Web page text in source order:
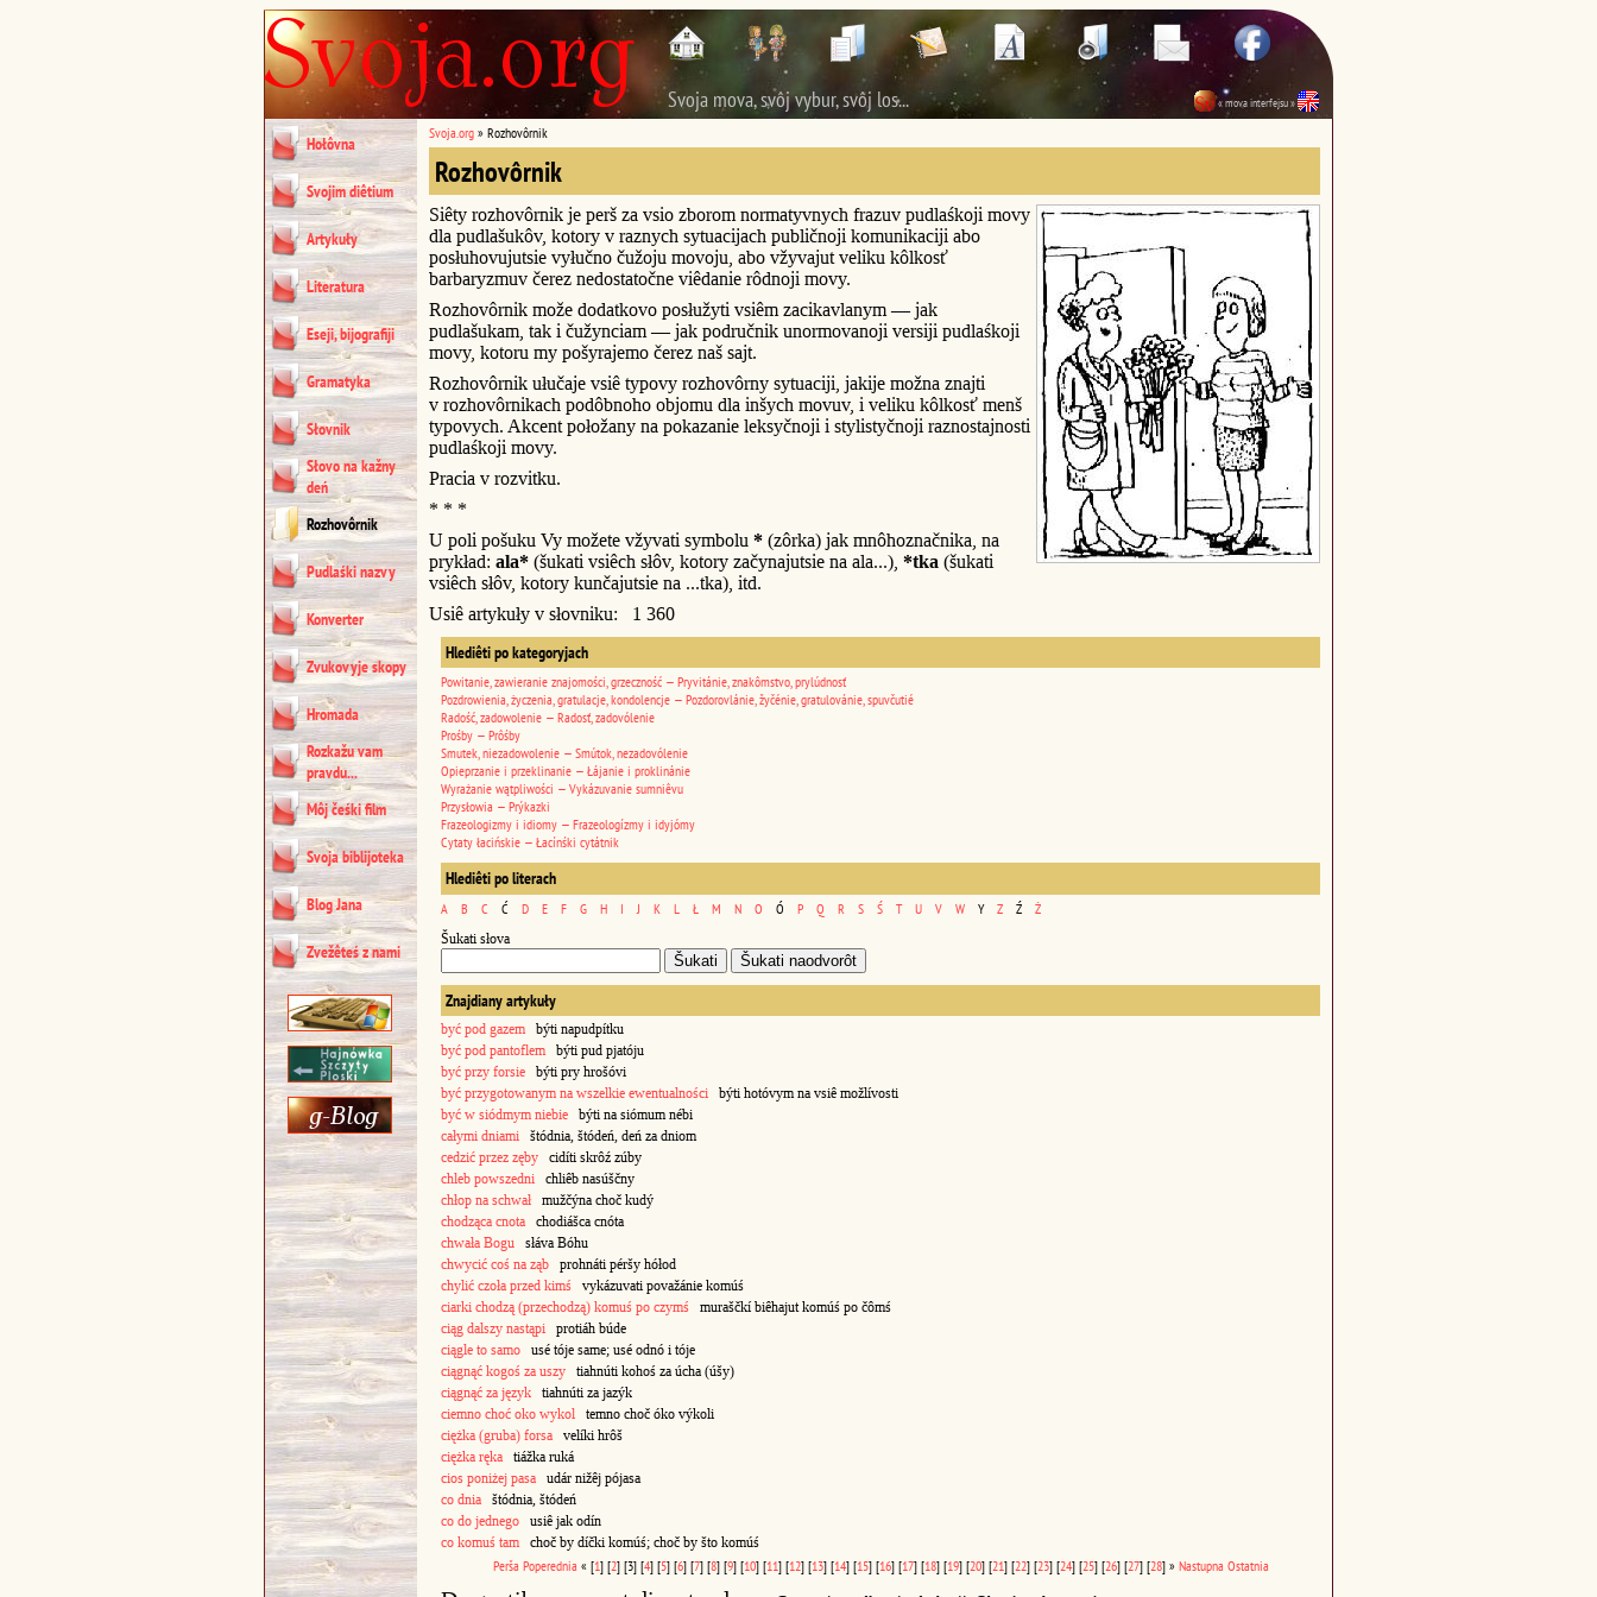
Svoja mova, svôj vybur, svôj los... « mova interfejsu »
Hołôvna
Svojim diêtium
Artykuły
Literatura
Eseji, bijografiji
Gramatyka
Słovnik
Słovo na kažny
deń
Rozhovôrnik
Pudlaśki nazvy
Konverter
Zvukovyje skopy
Hromada
Rozkažu vam
pravdu...
Môj čeśki film
Svoja biblijoteka
Blog Jana
Zvežêteś z nami
Svoja.org » Rozhovôrnik
Rozhovôrnik
Siêty rozhovôrnik je perš za vsio zborom normatyvnych frazuv pudlaśkoji movy
dla pudlašukôv, kotory v raznych sytuacijach publičnoji komunikaciji abo
posłuhovujutsie vyłučno čužoju movoju, abo vžyvajut veliku kôlkosť
barbaryzmuv čerez nedostatočne viêdanie rôdnoji movy.
Rozhovôrnik može dodatkovo posłužyti vsiêm zacikavlanym — jak
pudlašukam, tak i čužynciam — jak područnik unormovanoji versiji pudlaśkoji
movy, kotoru my pošyrajemo čerez naš sajt.
Rozhovôrnik ułučaje vsiê typovy rozhovôrny sytuaciji, jakije možna znajti
v rozhovôrnikach podôbnoho objomu dla inšych movuv, i veliku kôlkosť menš
typovych. Akcent połožany na pokazanie leksyčnoji i stylistyčnoji raznostajnosti
pudlaśkoji movy.
Pracia v rozvitku.
* * *
U poli pošuku Vy možete vžyvati symbolu * (zôrka) jak mnôhoznačnika, na
prykład: ala* (šukati vsiêch słôv, kotory začynajutsie na ala...), *tka (šukati
vsiêch słôv, kotory kunčajutsie na ...tka), itd.
Usiê artykuły v słovniku: 1 360
Hlediêti po kategoryjach
Powitanie, zawieranie znajomości, grzeczność — Pryvitánie, znakômstvo, prylúdnosť
Pozdrowienia, życzenia, gratulacje, kondolencje — Pozdorovlánie, žyčénie, gratulovánie, spuvčutié
Radość, zadowolenie — Radosť, zadovólenie
Prośby — Prôśby
Smutek, niezadowolenie — Smútok, nezadovólenie
Opieprzanie i przeklinanie — Łájanie i proklinánie
Wyrażanie wątpliwości — Vykázuvanie sumniêvu
Przysłowia — Prýkazki
Frazeologizmy i idiomy — Frazeologízmy i idyjómy
Cytaty łacińskie — Łacínśki cytátnik
Hlediêti po literach
A B C Ć D E F G H I J K L Ł M N O Ó P Q R S Ś T U V W Y Z Ź Ż
Šukati słova
Znajdiany artykuły
być pod gazem býti napudpítku
być pod pantoflem býti pud pjatóju
być przy forsie býti pry hrošóvi
być przygotowanym na wszelkie ewentualności býti hotóvym na vsiê možlívosti
być w siódmym niebie býti na siómum nébi
całymi dniami štódnia, štódeń, deń za dniom
cedzić przez zęby cidíti skrôź zúby
chleb powszedni chliêb nasúščny
chłop na schwałmužčýna choč kudý
chodząca cnota chodiášca cnóta
chwała Bogu słáva Bóhu
chwycić coś na ząb prohnáti péršy hółod
chylić czoła przed kimś vykázuvati považánie komúś
ciarki chodzą (przechodzą) komuś po czymś muraščkí biêhajut komúś po čômś
ciąg dalszy nastąpi protiáh búde
ciągle to samo usé tóje same; usé odnó i tóje
ciągnąć kogoś za uszy tiahnúti kohoś za úcha (úšy)
ciągnąć za język tiahnúti za jazýk
ciemno choć oko wykol temno choč óko výkoli
ciężka (gruba) forsa velíki hrôš
ciężka ręka tiážka ruká
cios poniżej pasa udár nižêj pójasa
co dnia štódnia, štódeń
co do jednego usiê jak odín
co komuś tam choč by díčki komúś; choč by što komúś
Perša Poperednia « [1] [2] [3] [4] [5] [6] [7] [8] [9] [10] [11] [12] [13] [14] [15] [16] [17] [18] [19] [20] [21] [22] [23] [24] [25] [26] [27] [28]» Nastupna Ostatnia